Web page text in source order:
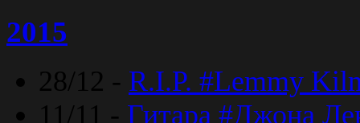
2015
28/12 - R.I.P. #Lemmy
11/11 - Гитара #Джона